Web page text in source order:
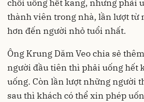
chối uống hết kang, nhưng phải
thành viên trong nhà, lần lượt từ
hơn đến người nhỏ tuổi nhất.
Ông Krung Dăm Veo chia sẻ
người đầu tiên thì phải uống hết
uống. Còn lần lượt những người
sau thì khách có thể xin phép